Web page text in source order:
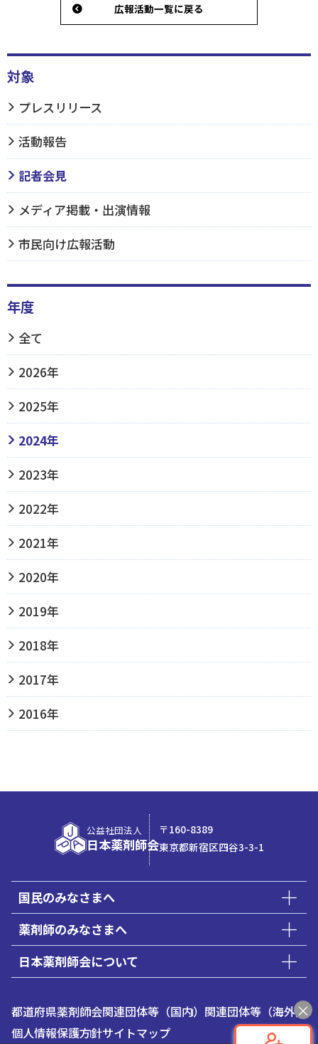
広報活動一覧に戻る
対象
プレスリリース
活動報告
記者会見
メディア掲載・出演情報
市民向け広報活動
年度
全て
2026年
2025年
2024年
2023年
2022年
2021年
2020年
2019年
2018年
2017年
2016年
公益社団法人
日本薬剤師会
〒160-8389
東京都新宿区四谷3-3-1
国民のみなさまへ
薬剤師のみなさまへ
日本薬剤師会について
都道府県薬剤師会関連団体等（国内） 関連団体等（海外）
個人情報保護方針サイトマップ